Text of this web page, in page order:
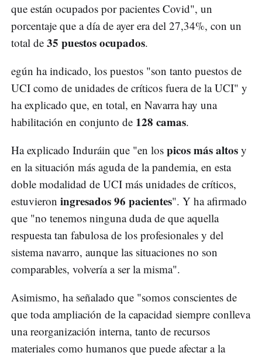
que están ocupados por pacientes Covid", un
porcentaje que a día de ayer era del 27,34%, con un
total de 35 puestos ocupados.
egún ha indicado, los puestos "son tanto puestos de
UCI como de unidades de críticos fuera de la UCI" y
ha explicado que, en total, en Navarra hay una
habilitación en conjunto de 128 camas.
Ha explicado Induráin que "en los picos más altos y
en la situación más aguda de la pandemia, en esta
doble modalidad de UCI más unidades de críticos,
estuvieron ingresados 96 pacientes". Y ha afirmado
que "no tenemos ninguna duda de que aquella
respuesta tan fabulosa de los profesionales y del
sistema navarro, aunque las situaciones no son
comparables, volvería a ser la misma".
Asimismo, ha señalado que "somos conscientes de
que toda ampliación de la capacidad siempre conlleva
una reorganización interna, tanto de recursos
materiales como humanos que puede afectar a la